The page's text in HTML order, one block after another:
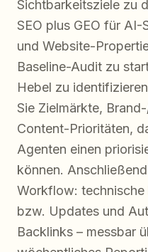
Sichtbarkeitsziele zu
SEO plus GEO für
und Website-
Baseline-Audit zu
Hebel zu
Sie Zielmärkte,
Content-Prioritäten,
Agenten einen
können.
Workflow:
bzw. Updates und
Backlinks – messbar